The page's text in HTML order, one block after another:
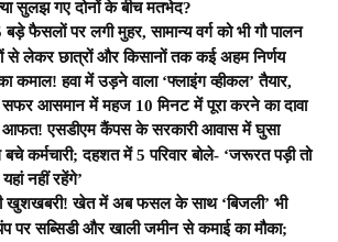
क्या सुलझ गए दोनों के बीच मतभेद?
फैसलों पर लगी मुहर, सामान्य वर्ग को भी गौ पालन
से लेकर छात्रों और किसानों तक कई अहम निर्णय
कमाल! हवा में उड़ने वाला ‘फ्लाइंग व्हीकल’ तैयार,
आसमान में महज 10 मिनट में पूरा करने का दावा
आफत! एसडीएम कैंपस के सरकारी आवास में घुसा
बचे कर्मचारी; दहशत में 5 परिवार बोले- ‘जरूरत पड़ी तो
नहीं रहेंगे’
खुशखबरी! खेत में अब फसल के साथ ‘बिजली’ भी
पर सब्सिडी और खाली जमीन से कमाई का मौका;